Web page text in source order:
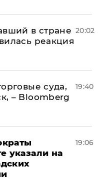
в стране
реакция
20:02
суда,
– Bloomberg
19:40
указали на
19:06